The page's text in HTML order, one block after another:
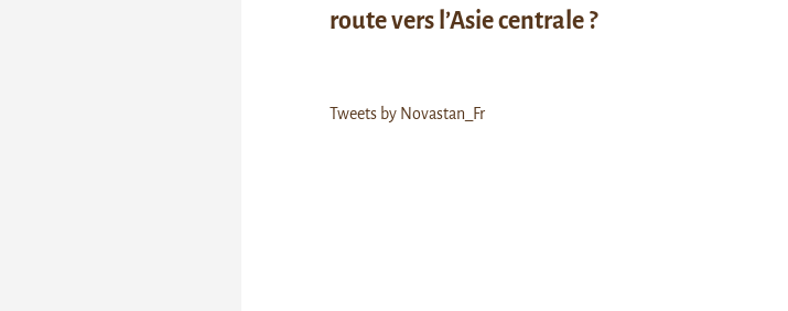
route vers l’Asie centrale ?
Tweets by Novastan_Fr